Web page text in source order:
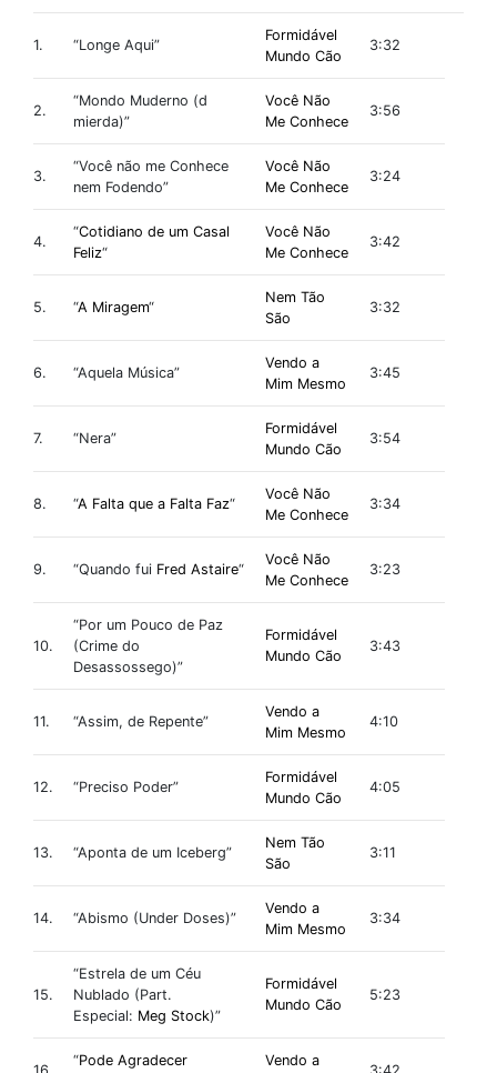
1. “Longe Aqui”
Formidável
Mundo Cão
3:32
2.
“Mondo Muderno (d
mierda)”
Você Não
Me Conhece
3:56
3.
“Você não me Conhece
nem Fodendo”
Você Não
Me Conhece
3:24
4.
“Cotidiano de um Casal
Feliz“
Você Não
Me Conhece
3:42
5. “A Miragem“
Nem Tão
São
3:32
6. “Aquela Música”
Vendo a
Mim Mesmo
3:45
7. “Nera”
Formidável
Mundo Cão
3:54
8. “A Falta que a Falta Faz“
Você Não
Me Conhece
3:34
9. “Quando fui Fred Astaire“
Você Não
Me Conhece
3:23
10.
“Por um Pouco de Paz
(Crime do
Desassossego)”
Formidável
Mundo Cão
3:43
11. “Assim, de Repente”
Vendo a
Mim Mesmo
4:10
12. “Preciso Poder”
Formidável
Mundo Cão
4:05
13. “Aponta de um Iceberg”
Nem Tão
São
3:11
14. “Abismo (Under Doses)”
Vendo a
Mim Mesmo
3:34
15.
“Estrela de um Céu
Nublado (Part.
Especial: Meg Stock)”
Formidável
Mundo Cão
5:23
“Pode Agradecer
Vendo a